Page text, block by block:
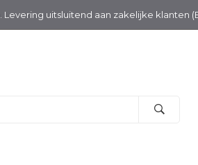
uitsluitend aan zakelijke klanten